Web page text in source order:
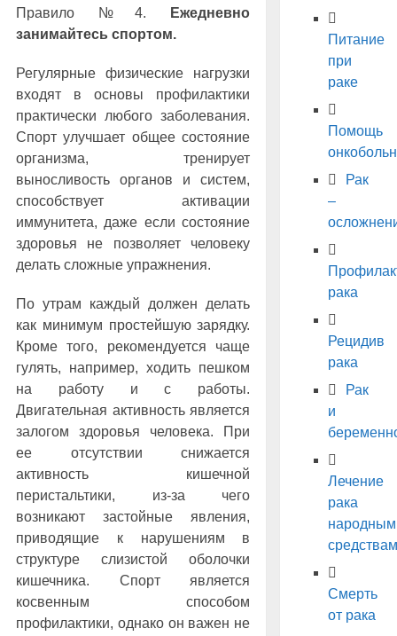
Правило №4. Ежедневно
занимайтесь спортом.
Регулярные физические нагрузки
входят в основы профилактики
практически любого заболевания.
Спорт улучшает общее состояние
организма, тренирует
выносливость органов и систем,
способствует активации
иммунитета, даже если состояние
здоровья не позволяет человеку
делать сложные упражнения.
По утрам каждый должен делать
как минимум простейшую зарядку.
Кроме того, рекомендуется чаще
гулять, например, ходить пешком
на работу и с работы.
Двигательная активность является
залогом здоровья человека. При
ее отсутствии снижается
активность кишечной
перистальтики, из-за чего
возникают застойные явления,
приводящие к нарушениям в
структуре слизистой оболочки
кишечника. Спорт является
косвенным способом
профилактики, однако он важен не
Питание
при
раке
Помощь
Рак
–
рака
Рецидив
рака
Рак
и
Лечение
рака
Смерть
от рака